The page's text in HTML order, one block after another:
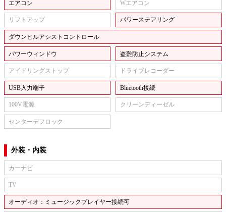
エアコン Wエアコン
リフトアップ パワーステアリング
ダウンヒルアシストコントロール
パワーウィンドウ 盗難防止システム
アイドリングストップ ドライブレコーダー
USB入力端子 Bluetooth接続
100V電源 クリーンディーゼル
センターデフロック
外装・内装
カーナビ
TV
オーディオ：ミュージックプレイヤー接続可